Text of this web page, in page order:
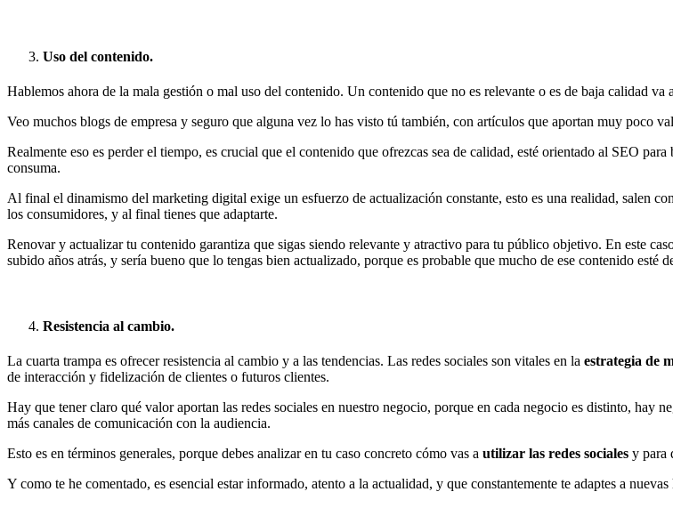
Uso del contenido.
Hablemos ahora de la mala gestión o mal uso del contenido. Un contenido que no es relevante o es de baja calidad va
Veo muchos blogs de empresa y seguro que alguna vez lo has visto tú también, con artículos que aportan muy poco
Realmente eso es perder el tiempo, es crucial que el contenido que ofrezcas sea de calidad, esté orientado al SEO
consuma.
Al final el dinamismo del marketing digital exige un esfuerzo de actualización constante, esto es una realidad, salen
los consumidores, y al final tienes que adaptarte.
Renovar y actualizar tu contenido garantiza que sigas siendo relevante y atractivo para tu público objetivo. En este
subido años atrás, y sería bueno que lo tengas bien actualizado, porque es probable que mucho de ese contenido esté
Resistencia al cambio.
La cuarta trampa es ofrecer resistencia al cambio y a las tendencias. Las redes sociales son vitales en la estrategia de
de interacción y fidelización de clientes o futuros clientes.
Hay que tener claro qué valor aportan las redes sociales en nuestro negocio, porque en cada negocio es distinto, hay
más canales de comunicación con la audiencia.
Esto es en términos generales, porque debes analizar en tu caso concreto cómo vas a utilizar las redes sociales y para
Y como te he comentado, es esencial estar informado, atento a la actualidad, y que constantemente te adaptes a